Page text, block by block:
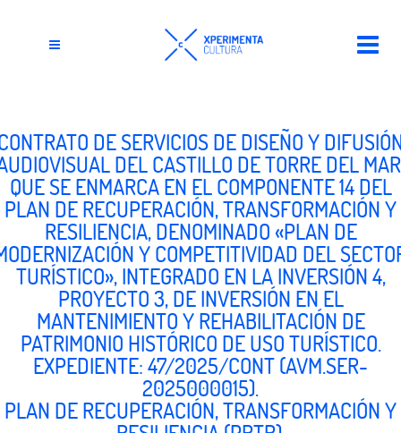
DE SERVICIOS DE DISEÑO Y
DEL CASTILLO DE TORRE DEL
QUE SE ENMARCA EN EL COMPONENTE 14 DEL
PLAN DE RECUPERACIÓN, TRANSFORMACIÓN Y
RESILIENCIA, DENOMINADO «PLAN DE
Y COMPETITIVIDAD DEL
TURÍSTICO», INTEGRADO EN LA INVERSIÓN 4,
PROYECTO 3, DE INVERSIÓN EN EL
MANTENIMIENTO Y REHABILITACIÓN DE
PATRIMONIO HISTÓRICO DE USO TURÍSTICO.
EXPEDIENTE: 47/2025/CONT (AVM.SER-
2025000015).
PLAN DE RECUPERACIÓN, TRANSFORMACIÓN Y